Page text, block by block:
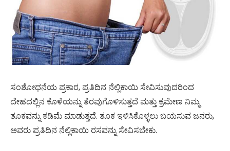
ಸಂಶೋಧನೆಯ ಪ್ರಕಾರ, ಪ್ರತಿದಿನ ನೆಲ್ಲಿಕಾಯಿ ಸೇವಿಸುವುದರಿಂದ
ದೇಹದಲ್ಲಿನ ಕೊಳೆಯನ್ನು ತೆರವುಗೊಳಿಸುತ್ತದೆ ಮತ್ತು ಕ್ರಮೇಣ ನಿಮ್ಮ
ತೂಕವನ್ನು ಕಡಿಮೆ ಮಾಡುತ್ತದೆ. ತೂಕ ಇಳಿಸಿಕೊಳ್ಳಲು ಬಯಸುವ ಜನರು,
ಅವರು ಪ್ರತಿದಿನ ನೆಲ್ಲಿಕಾಯಿ ರಸವನ್ನು ಸೇವಿಸಬೇಕು.